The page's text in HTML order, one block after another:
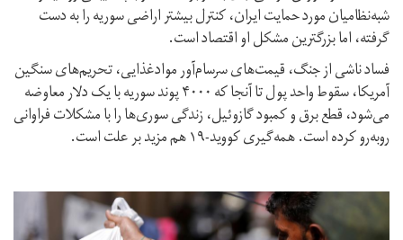
شبه‌نظامیان مورد حمایت ایران، کنترل بیشتر اراضی سوریه را به دست
گرفته، اما بزرگترین مشکل او اقتصاد است.
فساد ناشی از جنگ، قیمت‌های سرسام‌آور موادغذایی، تحریم‌های سنگین
آمریکا، سقوط واحد پول تا آنجا که ۴۰۰۰ پوند سوریه با یک دلار معاوضه
می‌شود، قطع برق و کمبود گازوئیل، زندگی سوری‌ها را با مشکلات فراوانی
روبه‌رو کرده است. همه‌گیری کووید-۱۹ هم مزید بر علت است.